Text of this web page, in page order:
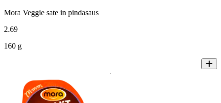
Mora Veggie sate in pindasaus
2.69
160 g